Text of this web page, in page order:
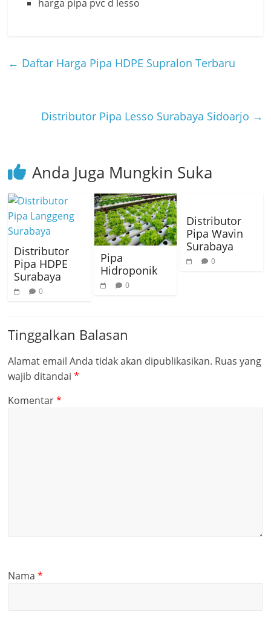
harga pipa pvc d lesso
← Daftar Harga Pipa HDPE Supralon Terbaru
Distributor Pipa Lesso Surabaya Sidoarjo →
Anda Juga Mungkin Suka
Distributor
Pipa HDPE
Surabaya
0
Pipa
Hidroponik
0
Distributor
Pipa Wavin
Surabaya
0
Tinggalkan Balasan
Alamat email Anda tidak akan dipublikasikan. Ruas yang
wajib ditandai*
Komentar*
Nama*